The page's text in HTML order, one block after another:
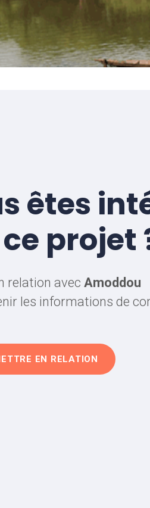
êtes
projet
relation avec Amoddou
les informations de
EN RELATION